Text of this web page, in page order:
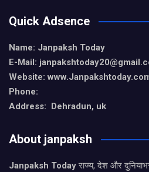
Quick Adsence
Name: Janpaksh Today
E-Mail:
Website:
Phone:
Address: Dehradun, uk
About janpaksh
Janpaksh Todayराज्य, देश और